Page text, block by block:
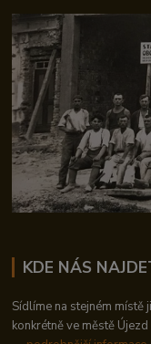
KDE NÁS
Sídlíme na stejném místě
konkrétně ve městě Újezd